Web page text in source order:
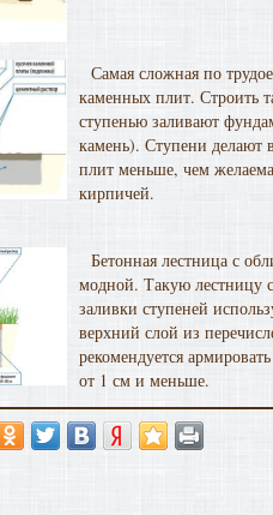
Самая сложная по
каменных плит. Строить
ступенью заливают
камень). Ступени делают
плит меньше, чем
кирпичей.
Бетонная лестница с
модной. Такую лестницу
заливки ступеней
верхний слой из
рекомендуется
от 1 см и меньше.